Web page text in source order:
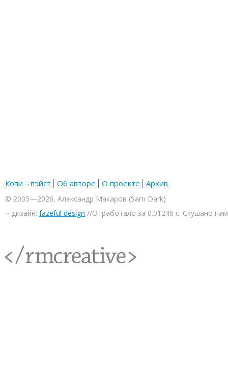
Копи→пэйст Об авторе О проекте Архив
© 2005—2026, Александр Макаров (Sam Dark)
~ дизайн: fazeful design //Отработало за 0.01246 с. Скушано
<rmcreative/>